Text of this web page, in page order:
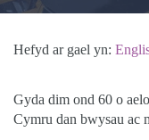
Hefyd ar gael yn:
Gyda dim ond 60 o
Cymru dan bwysau ac